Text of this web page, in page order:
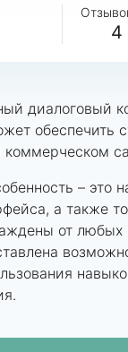
4
диалоговый
обеспечить
– это
а также
от